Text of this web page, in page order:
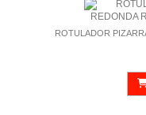
ROTULADOR